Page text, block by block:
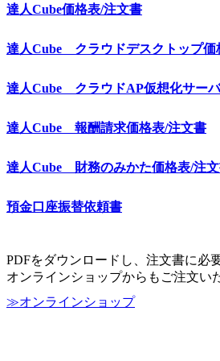
達人Cube価格表/注文書
達人Cube クラウドデスクトップ価
達人Cube クラウドAP仮想化サー
達人Cube 報酬請求価格表/注文書
達人Cube 財務のみかた価格表/注
預金口座振替依頼書
PDFをダウンロードし、注文書に必
オンラインショップからもご注文い
≫オンラインショップ